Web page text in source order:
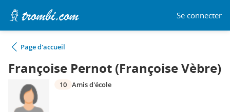
Se connecter
Page d'accueil
Françoise Pernot (Françoise Vèbre)
10 Amis d'école